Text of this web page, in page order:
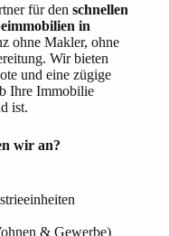
für den schnellen
in
ohne Makler, ohne
Wir bieten
und eine zügige
Ihre Immobilie
ist.
wir an?
& Gewerbe)